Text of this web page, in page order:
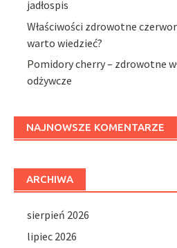
jadłospis
Właściwości zdrowotne
warto wiedzieć?
Pomidory cherry – zdrowotne
odżywcze
NAJNOWSZE KOMENTARZE
ARCHIWA
sierpień 2026
lipiec 2026